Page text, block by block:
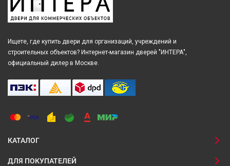
Ищете, где купить двери для организаций, учреждений и
строительных объектов? Интернет-магазин дверей "ИНТЕРА",
официальный дилер в Москве.
КАТАЛОГ
ДЛЯ ПОКУПАТЕЛЕЙ